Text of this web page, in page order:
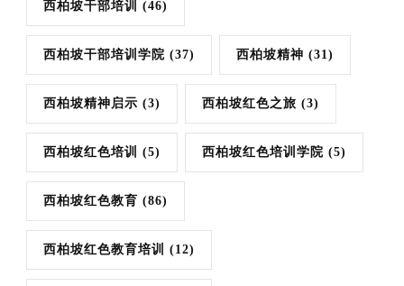
西柏坡干部培训 (46)
西柏坡干部培训学院 (37) 西柏坡精神 (31)
西柏坡精神启示 (3) 西柏坡红色之旅 (3)
西柏坡红色培训 (5) 西柏坡红色培训学院 (5)
西柏坡红色教育 (86)
西柏坡红色教育培训 (12)